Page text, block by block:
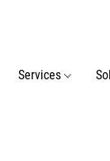
Services